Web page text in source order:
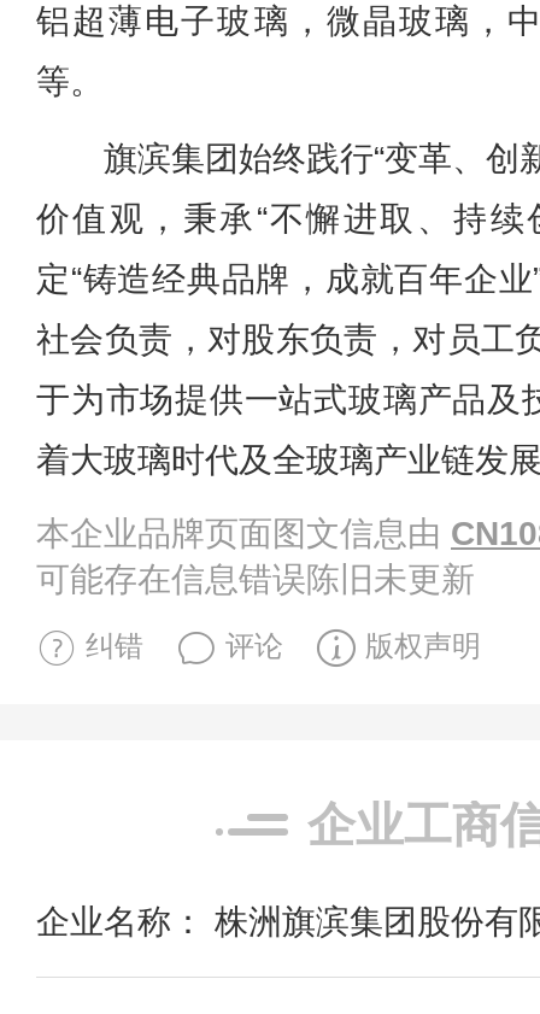
铝超薄电子玻璃，微晶玻璃，
等。
旗滨集团始终践行“变革、创
价值观，秉承“不懈进取、持续
定“铸造经典品牌，成就百年企
社会负责，对股东负责，对员工
于为市场提供一站式玻璃产品及
着大玻璃时代及全玻璃产业链发
本企业品牌页面图文信息由
可能存在信息错误陈旧未更新
纠错 评论 版权声明
企业工商
企业名称： 株洲旗滨集团股份有